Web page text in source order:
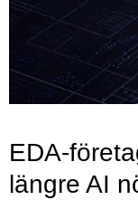
EDA-
längre AI